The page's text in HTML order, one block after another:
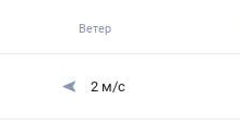
Ветер
2м/с